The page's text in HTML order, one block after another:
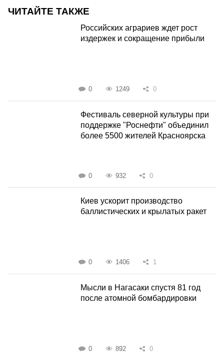
ЧИТАЙТЕ ТАКЖЕ
Российских аграриев ждет рост
издержек и сокращение прибыли
0 1249 0
Фестиваль северной культуры при
поддержке "Роснефти" объединил
более 5500 жителей Красноярска
0 932 0
Киев ускорит производство
баллистических и крылатых ракет
0 1406 1
Мысли в Нагасаки спустя 81 год
после атомной бомбардировки
0 892 0